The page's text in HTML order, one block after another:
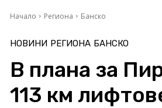
Начало Региона Банско
НОВИНИ РЕГИОНА БАНСКО
В плана за
113 км